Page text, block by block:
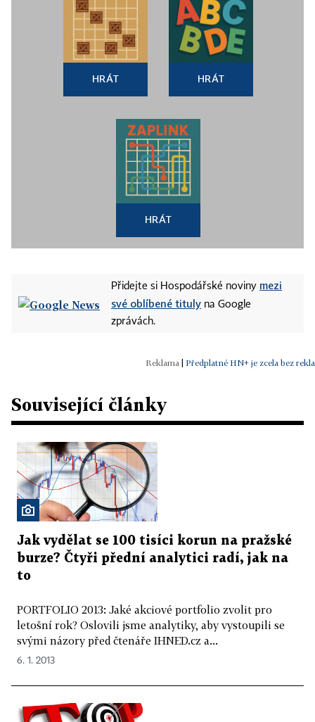
HRÁT HRÁT
HRÁT
Přidejte si Hospodářské noviny mezi
své oblíbené tituly na Google
zprávách.
Předplatné HN+ je zcela bez
Související články
Jak vydělat se 100 tisíci korun na pražské
burze? Čtyři přední analytici radí, jak na
to
PORTFOLIO 2013: Jaké akciové portfolio zvolit pro
letošní rok? Oslovili jsme analytiky, aby vystoupili se
svými názory před čtenáře IHNED.cz a...
6. 1. 2013